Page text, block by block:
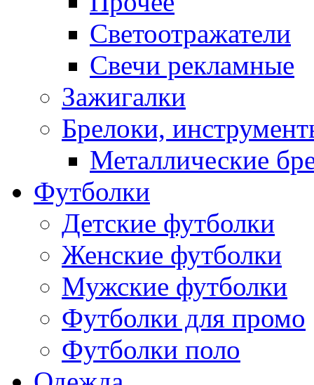
Светоотражатели
Свечи рекламные
Зажигалки
Брелоки,
Металлические
Футболки
Детские футболки
Женские футболки
Мужские футболки
Футболки для промо
Футболки поло